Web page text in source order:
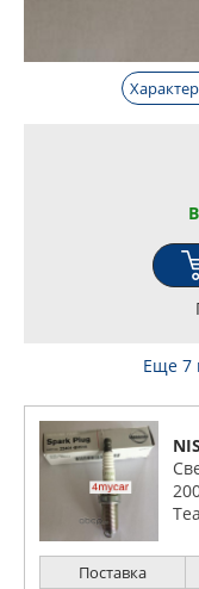
Еще 7
Поставка